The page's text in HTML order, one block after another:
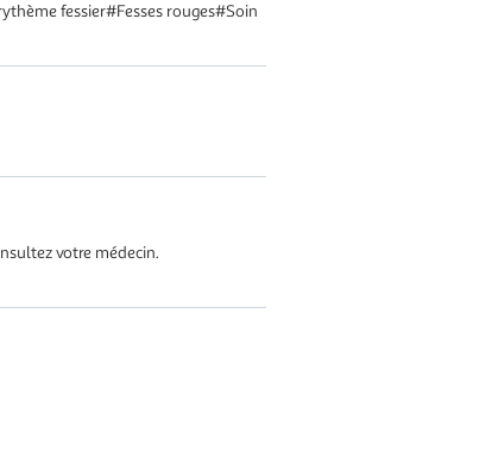
fessier#Fesses rouges#Soin
votre médecin.